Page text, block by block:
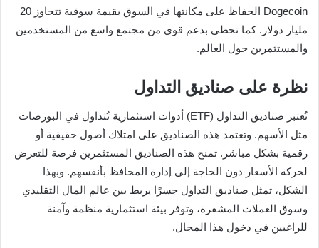
Dogecoin الحفاظ على مكانتها في السوق بقيمة سوقية تتجاوز 20
مليار دولار. كما تحظى بدعم قوي من مجتمع واسع من المستخدمين
والمستثمرين حول العالم.
نظرة على صناديق التداول
تُعتبر صناديق التداول (ETF) أدوات استثمارية تُتداول في البورصات
مثل الأسهم. وتعتمد هذه الصناديق على امتلاك أصول حقيقية أو
رقمية بشكل مباشر. تمنح هذه الصناديق المستثمرين فرصة للتعرض
لحركة الأسعار دون الحاجة إلى إدارة المحافظ بأنفسهم. وبهذا
الشكل، تمثل صناديق التداول جسرًا يربط بين عالم المال التقليدي
وسوق العملات المشفرة، وتوفر بيئة استثمارية منظمة وآمنة
للراغبين في دخول هذا المجال.